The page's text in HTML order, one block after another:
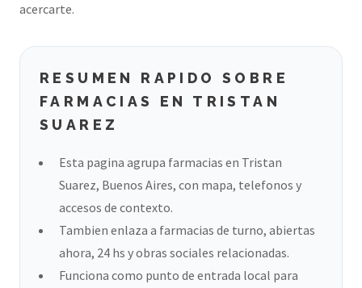
acercarte.
RESUMEN RAPIDO SOBRE
FARMACIAS EN TRISTAN
SUAREZ
Esta pagina agrupa farmacias en Tristan
Suarez, Buenos Aires, con mapa, telefonos y
accesos de contexto.
Tambien enlaza a farmacias de turno, abiertas
ahora, 24 hs y obras sociales relacionadas.
Funciona como punto de entrada local para